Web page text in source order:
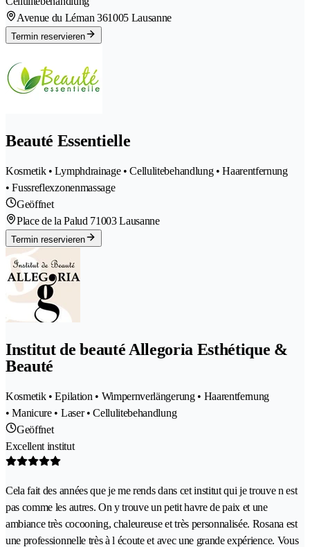
Avenue du Léman 361005 Lausanne
Termin reservieren
Beauté Essentielle
Kosmetik • Lymphdrainage • Cellulitebehandlung • Haarentfernung
• Fussreflexzonenmassage
Geöffnet
Place de la Palud 71003 Lausanne
Termin reservieren
Institut de beauté Allegoria Esthétique &
Beauté
Kosmetik • Epilation • Wimpernverlängerung • Haarentfernung
• Manicure • Laser • Cellulitebehandlung
Geöffnet
Excellent institut
Cela fait des années que je me rends dans cet institut qui je trouve n est
pas comme les autres. On y trouve un petit havre de paix et une
ambiance très cocooning, chaleureuse et très personnalisée. Rosana est
une professionnelle très à l écoute et avec une grande expérience. Vous